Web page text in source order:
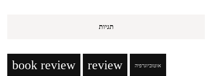
תגיות
book review review אוטוביוגרפיה